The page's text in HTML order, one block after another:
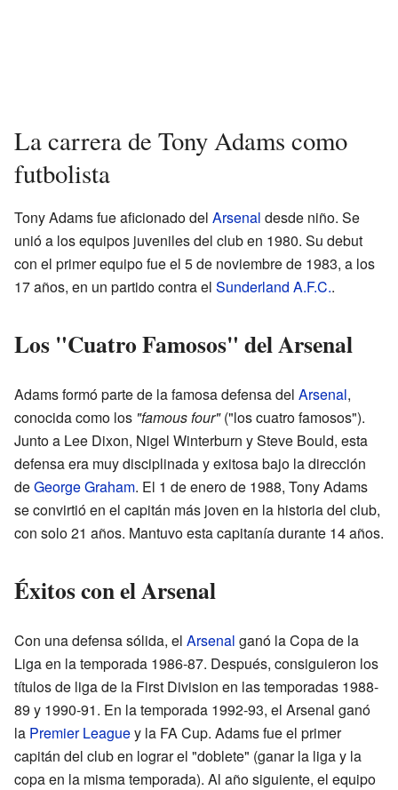
La carrera de Tony Adams como
futbolista
Tony Adams fue aficionado del Arsenal desde niño. Se
unió a los equipos juveniles del club en 1980. Su debut
con el primer equipo fue el 5 de noviembre de 1983, a los
17 años, en un partido contra el Sunderland A.F.C..
Los "Cuatro Famosos" del Arsenal
Adams formó parte de la famosa defensa del Arsenal,
conocida como los "famous four"("los cuatro famosos").
Junto a Lee Dixon, Nigel Winterburn y Steve Bould, esta
defensa era muy disciplinada y exitosa bajo la dirección
deGeorge Graham. El 1 de enero de 1988, Tony Adams
se convirtió en el capitán más joven en la historia del club,
con solo 21 años. Mantuvo esta capitanía durante 14 años.
Éxitos con el Arsenal
Con una defensa sólida, el Arsenal ganó la Copa de la
Liga en la temporada 1986-87. Después, consiguieron los
títulos de liga de la First Division en las temporadas 1988-
89 y 1990-91. En la temporada 1992-93, el Arsenal ganó
la Premier Leaguey la FA Cup. Adams fue el primer
capitán del club en lograr el "doblete" (ganar la liga y la
copa en la misma temporada). Al año siguiente, el equipo